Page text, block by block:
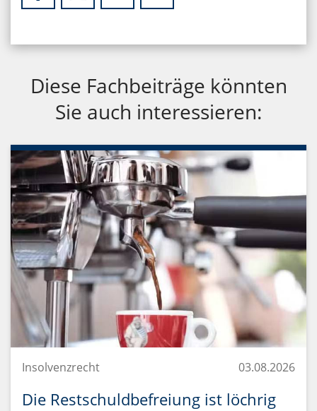
Diese Fachbeiträge könnten
Sie auch interessieren:
Insolvenzrecht 03.08.2026
Die Restschuldbefreiung ist löchrig